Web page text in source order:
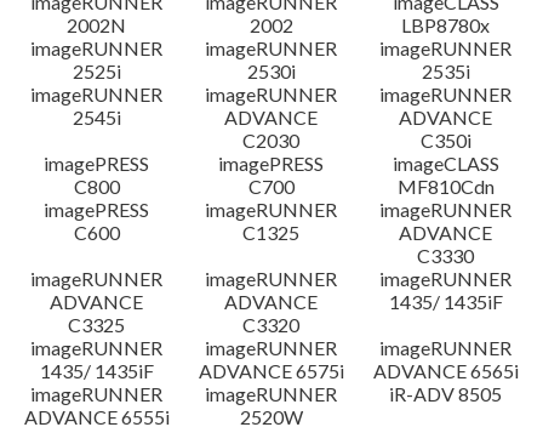
2002N
2002
LBP8780x
imageRUNNER
2525i
imageRUNNER
2530i
imageRUNNER
2535i
imageRUNNER
2545i
imageRUNNER
ADVANCE
C2030
imageRUNNER
ADVANCE
C350i
imagePRESS
C800
imagePRESS
C700
imageCLASS
MF810Cdn
imagePRESS
C600
imageRUNNER
C1325
imageRUNNER
ADVANCE
C3330
imageRUNNER
ADVANCE
C3325
imageRUNNER
ADVANCE
C3320
imageRUNNER
1435/ 1435iF
imageRUNNER
1435/ 1435iF
imageRUNNER
ADVANCE 6575i
imageRUNNER
ADVANCE 6565i
imageRUNNER
ADVANCE 6555i
imageRUNNER
2520W
iR-ADV 8505